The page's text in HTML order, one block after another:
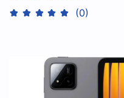
(0)